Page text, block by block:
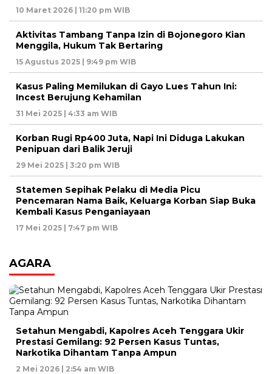
10 Maret 2026 | 11:20 pm WIB
Aktivitas Tambang Tanpa Izin di Bojonegoro Kian
Menggila, Hukum Tak Bertaring
15 Agustus 2025 | 9:49 pm WIB
Kasus Paling Memilukan di Gayo Lues Tahun Ini:
Incest Berujung Kehamilan
31 Mei 2025 | 4:33 am WIB
Korban Rugi Rp400 Juta, Napi Ini Diduga Lakukan
Penipuan dari Balik Jeruji
29 Mei 2025 | 3:20 pm WIB
Statemen Sepihak Pelaku di Media Picu
Pencemaran Nama Baik, Keluarga Korban Siap Buka
Kembali Kasus Penganiayaan
17 Mei 2025 | 7:47 pm WIB
AGARA
Setahun Mengabdi, Kapolres Aceh Tenggara Ukir
Prestasi Gemilang: 92 Persen Kasus Tuntas,
Narkotika Dihantam Tanpa Ampun
2 Mei 2026 | 2:54 am WIB